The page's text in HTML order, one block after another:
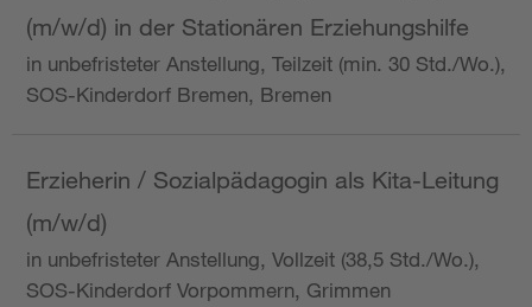
(m/w/d) in der Stationären Erziehungshilfe
in unbefristeter Anstellung, Teilzeit (min. 30 Std./Wo.),
SOS-Kinderdorf Bremen, Bremen
Erzieherin / Sozialpädagogin als Kita-Leitung
(m/w/d)
in unbefristeter Anstellung, Vollzeit (38,5 Std./Wo.),
SOS-Kinderdorf Vorpommern, Grimmen